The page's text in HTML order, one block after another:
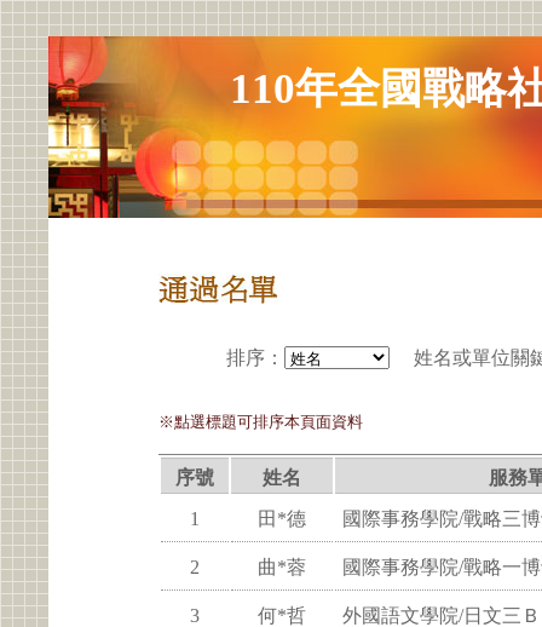
110年全國戰略
排序： 姓名或單位關
※點選標題可排序本頁面資料
序號 姓名
服務
1
田*德 國際事務學院/戰略三
2 曲*蓉 國際事務學院/戰略一
3 何*哲 外國語文學院/日文三Ｂ